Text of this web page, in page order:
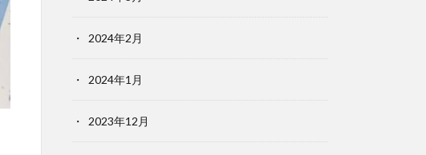
2024年2月
2024年1月
2023年12月